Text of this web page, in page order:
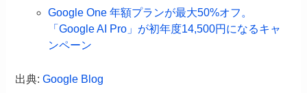
Google One 年額プランが最大50%オフ。
「Google AI Pro」が初年度14,500円になるキャ
ンペーン
出典:Google Blog